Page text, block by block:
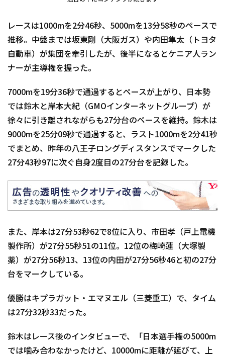
レースは1000mを2分46秒、5000mを13分58秒のペースで
推移。中盤までは坂東剛（大阪ガス）や内田隼太（トヨタ
自動車）が集団を牽引したが、後半になるとケニア人ラン
ナーが主導権を握った。
7000mを19分36秒で通過するとペースが上がり、日本勢
では鈴木と岸本大紀（GMOインターネットグループ）が
徐々に引き離されながらも27分台のペースを維持。鈴木は
9000mを25分09秒で通過すると、ラスト1000mを2分41秒
でまとめ、昨年の八王子ロングディスタンスでマークした
27分43秒97に次ぐ自身2度目の27分台を記録した。
また、岸本は27分53秒62で8位に入り、市田孝（戸上電機
製作所）が27分55秒51の11位。12位の梅崎蓮（大塚製
薬）が27分56秒13、13位の内田が27分56秒46と初の27分
台をマークしている。
優勝はキプラガット・エマヌエル（三菱重工）で、タイム
は27分32秒33だった。
鈴木はレース後のインタビューで、「日本選手権の5000m
では噛み合わなかったけど、10000mに距離が延びて、上